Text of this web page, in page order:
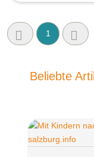
1
Beliebte